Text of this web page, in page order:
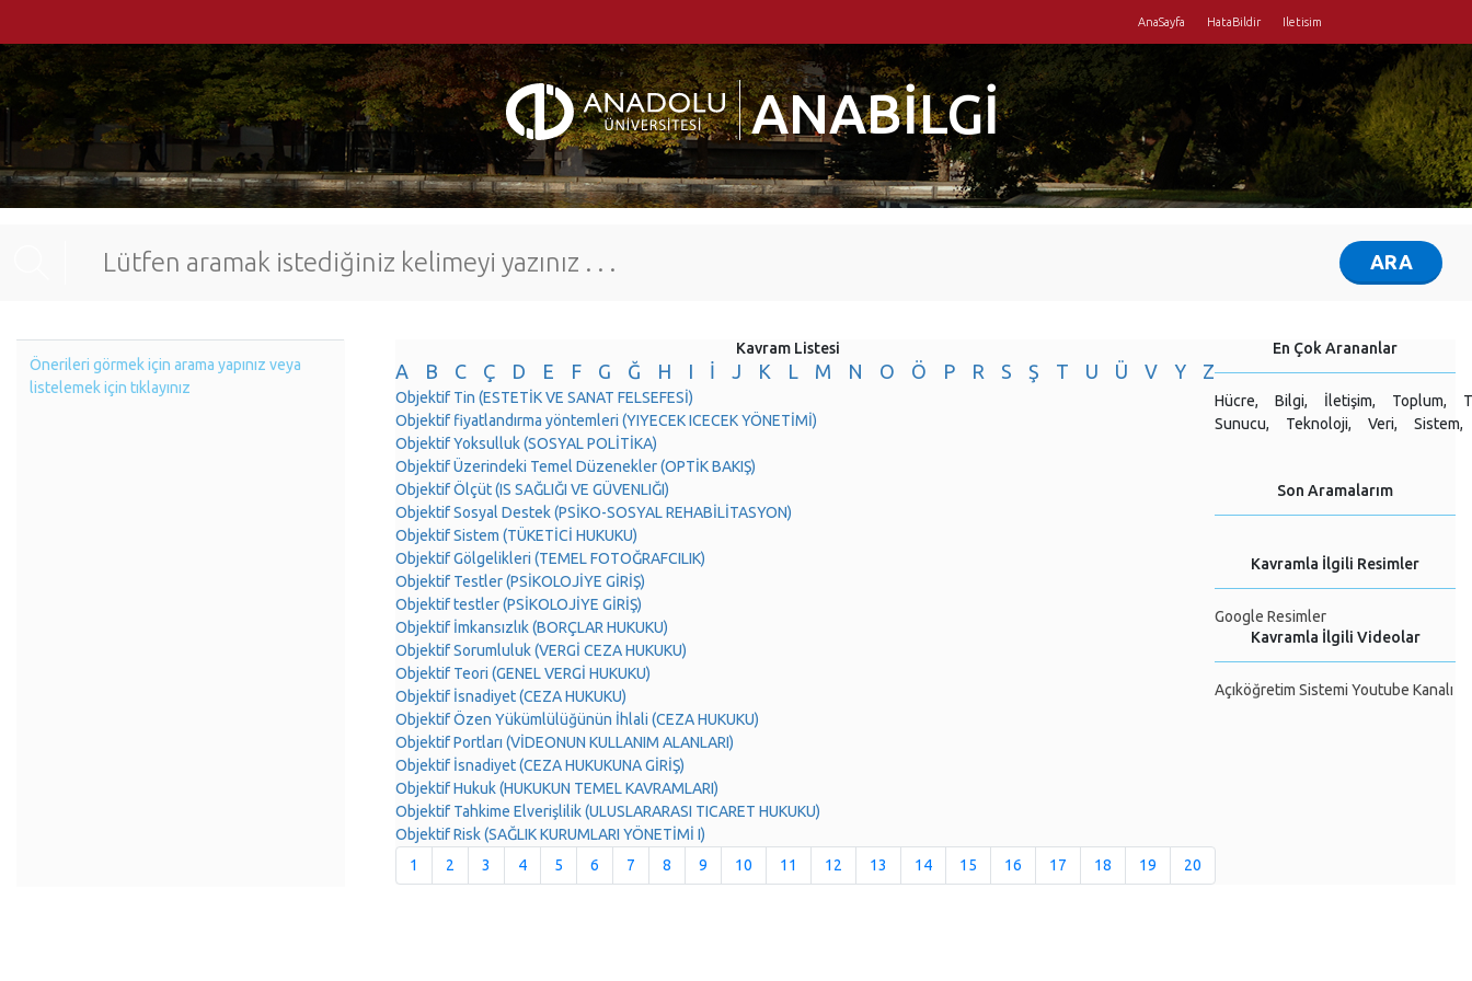
AnaSayfa HataBildir Iletisim
ANABİLGİ
Kavram Listesi
A B C Ç D E F G Ğ H I İ J K L M N O Ö P R S Ş T U Ü V Y Z
Objektif Tin (ESTETİK VE SANAT FELSEFESİ)
Objektif fiyatlandırma yöntemleri (YIYECEK ICECEK YÖNETİMİ)
Objektif Yoksulluk (SOSYAL POLİTİKA)
Objektif Üzerindeki Temel Düzenekler (OPTİK BAKIŞ)
Objektif Ölçüt (IS SAĞLIĞI VE GÜVENLIĞI)
Objektif Sosyal Destek (PSİKO-SOSYAL REHABİLİTASYON)
Objektif Sistem (TÜKETİCİ HUKUKU)
Objektif Gölgelikleri (TEMEL FOTOĞRAFCILIK)
Objektif Testler (PSİKOLOJİYE GİRİŞ)
Objektif testler (PSİKOLOJİYE GİRİŞ)
Objektif İmkansızlık (BORÇLAR HUKUKU)
Objektif Sorumluluk (VERGİ CEZA HUKUKU)
Objektif Teori (GENEL VERGİ HUKUKU)
Objektif İsnadiyet (CEZA HUKUKU)
Objektif Özen Yükümlülüğünün İhlali (CEZA HUKUKU)
Objektif Portları (VİDEONUN KULLANIM ALANLARI)
Objektif İsnadiyet (CEZA HUKUKUNA GİRİŞ)
Objektif Hukuk (HUKUKUN TEMEL KAVRAMLARI)
Objektif Tahkime Elverişlilik (ULUSLARARASI TICARET HUKUKU)
Objektif Risk (SAĞLIK KURUMLARI YÖNETİMİ I)
1
2 3 4 5 6 7 8 9 10 11 12 13 14 15 16 17 18 19 20
En Çok Arananlar
Hücre, Bilgi, İletişim, Toplum,
Sunucu,
Teknoloji, Veri, Sistem,
Son Aramalarım
Kavramla İlgili Resimler
Google Resimler
Kavramla İlgili Videolar
Açıköğretim Sistemi Youtube Kanalı
Önerileri görmek için arama yapınız veya
listelemek için tıklayınız